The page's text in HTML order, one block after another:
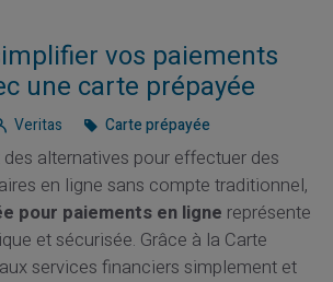
vos paiements
une carte prépayée
Veritas Carte prépayée
alternatives pour effectuer des
en ligne sans compte traditionnel,
pour paiements en ligne représente
et sécurisée. Grâce à la Carte
services financiers simplement et